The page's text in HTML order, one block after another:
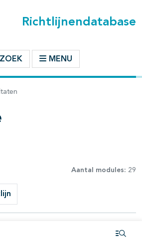
Richtlijnendatabase
ZOEK MENU
Aantal modules: 29